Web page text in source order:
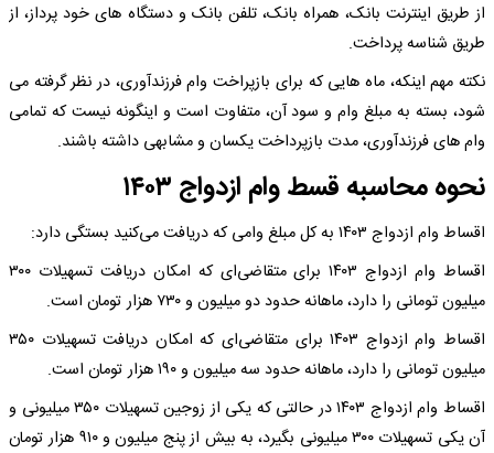
از طریق اینترنت بانک، همراه بانک، تلفن بانک و دستگاه های خود پرداز، از
طریق شناسه پرداخت.
نکته مهم اینکه، ماه هایی که برای بازپراخت وام فرزندآوری، در نظر گرفته می
شود، بسته به مبلغ وام و سود آن، متفاوت است و اینگونه نیست که تمامی
وام های فرزندآوری، مدت بازپرداخت یکسان و مشابهی داشته باشند.
نحوه محاسبه قسط وام ازدواج ۱۴۰۳
اقساط وام ازدواج ۱۴۰۳ به کل مبلغ وامی که دریافت می‌کنید بستگی دارد:
اقساط وام ازدواج ۱۴۰۳ برای متقاضی‌ای که امکان دریافت تسهیلات ۳۰۰
میلیون تومانی را دارد، ماهانه حدود دو میلیون و ۷۳۰ هزار تومان است.
اقساط وام ازدواج ۱۴۰۳ برای متقاضی‌ای که امکان دریافت تسهیلات ۳۵۰
میلیون تومانی را دارد، ماهانه حدود سه میلیون و ۱۹۰ هزار تومان است.
اقساط وام ازدواج ۱۴۰۳ در حالتی که یکی از زوجین تسهیلات ۳۵۰ میلیونی و
آن یکی تسهیلات ۳۰۰ میلیونی بگیرد، به بیش از پنج میلیون و ۹۱۰ هزار تومان